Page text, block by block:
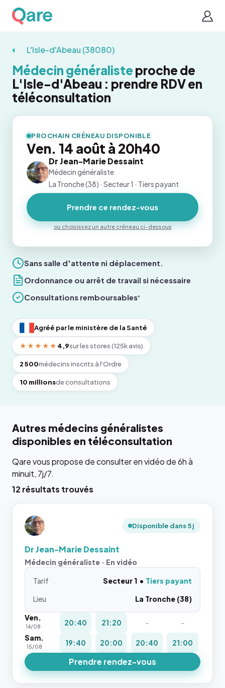
L'Isle-d'Abeau (38080)
Médecin généraliste proche de
L'Isle-d'Abeau : prendre RDV en
téléconsultation
Sans salle d'attente ni déplacement.
Ordonnance ou arrêt de travail si nécessaire
Consultations remboursables*
Agréé par le ministère de la Santé
★★★★★ 4,9sur les stores (125k avis)
2 500médecins inscrits à l'Ordre
10 millionsde consultations
PROCHAIN CRÉNEAU DISPONIBLE
Ven. 14 août à 20h40
Dr Jean-Marie Dessaint
Médecin généraliste
La Tronche (38) · Secteur 1 · Tiers payant
Prendre ce rendez-vous
ou choisissez un autre créneau ci-dessous
Autres médecins généralistes
disponibles en téléconsultation
Qare vous propose de consulter en vidéo de 6h à
minuit, 7j/7.
12 résultats trouvés
Disponible dans 5 j
Dr Jean-Marie Dessaint
Médecin généraliste · En vidéo
Tarif Secteur 1
Tiers payant
Lieu
La Tronche (38)
Ven.
14/08 20:40 21:20 -
-
Sam.
15/08 19:40 20:00 20:40 21:00
Prendre rendez-vous